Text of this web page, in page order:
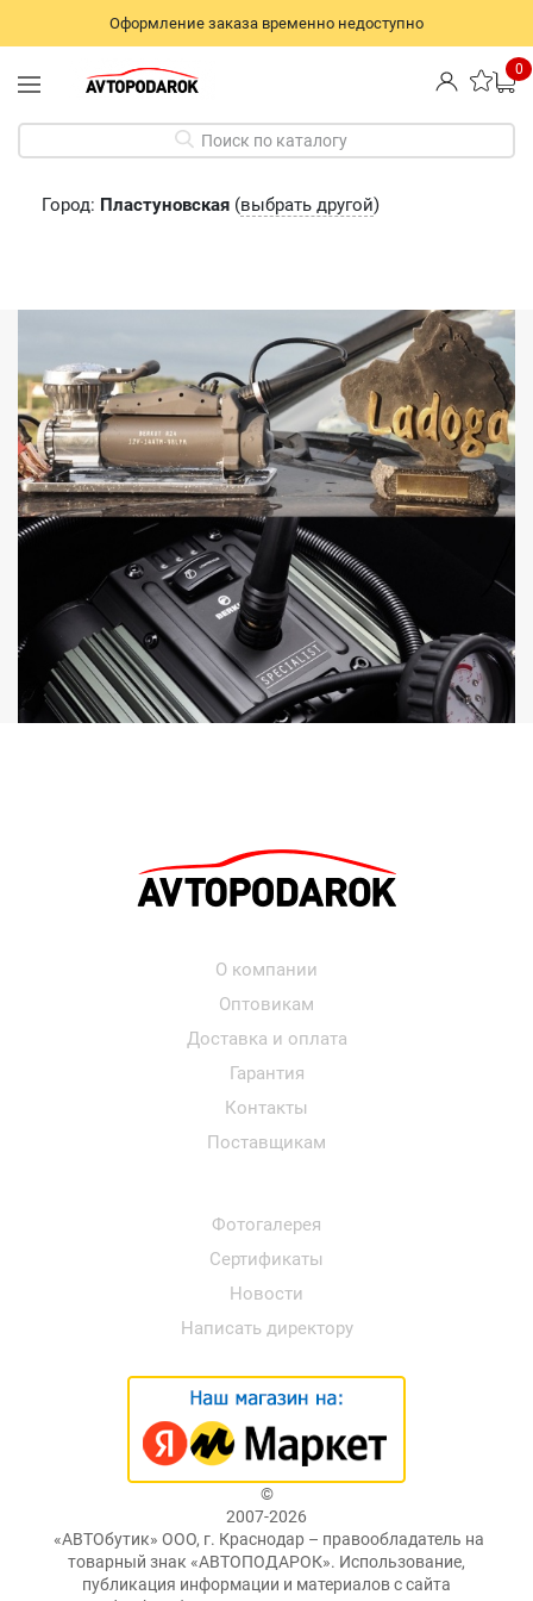
Оформление заказа временно недоступно
0
Поиск по каталогу
Город: Пластуновская (выбрать другой)
О компании
Оптовикам
Доставка и оплата
Гарантия
Контакты
Поставщикам
Фотогалерея
Сертификаты
Новости
Написать директору
©
2007-2026
«АВТОбутик» ООО, г. Краснодар – правообладатель на
товарный знак «АВТОПОДАРОК». Использование,
публикация информации и материалов с сайта